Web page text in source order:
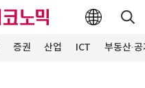
증권 산업 ICT 부동산·